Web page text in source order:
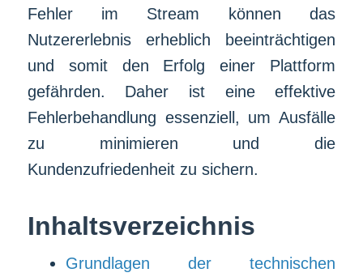
Fehler im Stream können das
Nutzererlebnis erheblich beeinträchtigen
und somit den Erfolg einer Plattform
gefährden. Daher ist eine effektive
Fehlerbehandlung essenziell, um Ausfälle
zu minimieren und die
Kundenzufriedenheit zu sichern.
Inhaltsverzeichnis
Grundlagen der technischen